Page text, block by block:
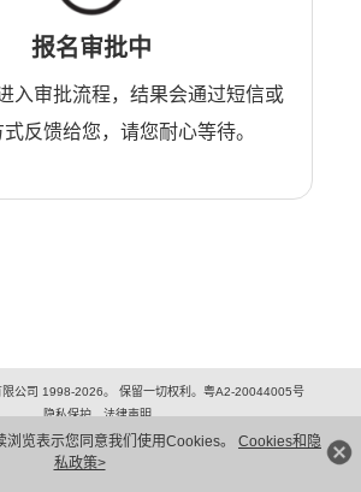
览表示您同意我们使用Cookies。 Cookies和隐
私政策>
报名审批中
入审批流程，结果会通过短信或
反馈给您，请您耐心等待。
公司 1998-2026。 保留一切权利。粤A2-20044005号
隐私保护
法律声明